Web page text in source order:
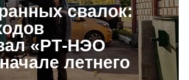
свалок:
«РТ-НЭО
летнего